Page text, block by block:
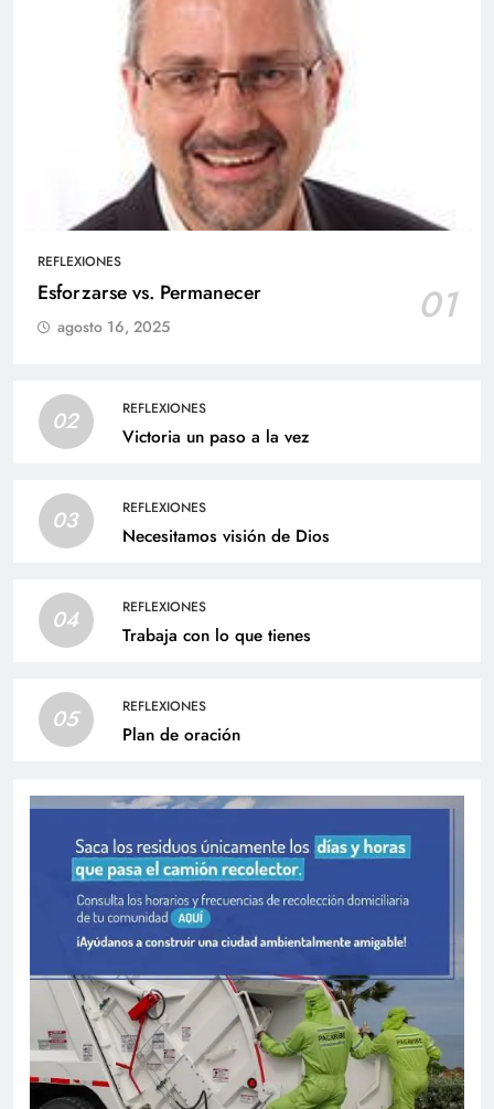
REFLEXIONES
Esforzarse vs. Permanecer 01
agosto 16, 2025
02 REFLEXIONES
Victoria un paso a la vez
03 REFLEXIONES
Necesitamos visión de Dios
04 REFLEXIONES
Trabaja con lo que tienes
05 REFLEXIONES
Plan de oración